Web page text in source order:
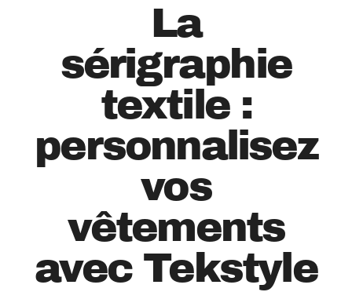
La
sérigraphie
textile :
personnalisez
vos
vêtements
avec Tekstyle